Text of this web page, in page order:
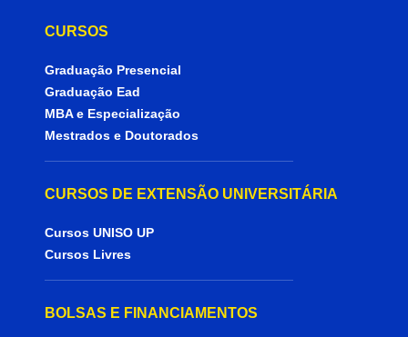
CURSOS
Graduação Presencial
Graduação Ead
MBA e Especialização
Mestrados e Doutorados
CURSOS DE EXTENSÃO UNIVERSITÁRIA
Cursos UNISO UP
Cursos Livres
BOLSAS E FINANCIAMENTOS